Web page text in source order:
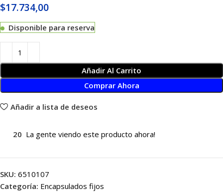
$17.734,00
Disponible para reserva
Añadir Al Carrito
Comprar Ahora
Añadir a lista de deseos
20 La gente viendo este producto ahora!
SKU: 6510107
Categoría: Encapsulados fijos